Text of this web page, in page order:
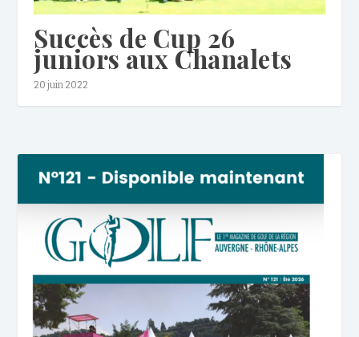
Succès de Cup 26
juniors aux Chanalets
20 juin 2022